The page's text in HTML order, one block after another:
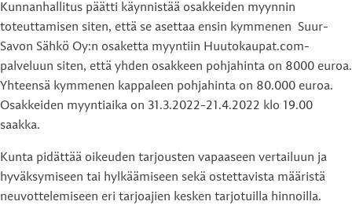
Kunnanhallitus päätti käynnistää osakkeiden myynnin
toteuttamisen siten, että se asettaa ensin kymmenen Suur-
Savon Sähkö Oy:n osaketta myyntiin Huutokaupat.com-
palveluun siten, että yhden osakkeen pohjahinta on 8000 euroa.
Yhteensä kymmenen kappaleen pohjahinta on 80.000 euroa.
Osakkeiden myyntiaika on 31.3.2022-21.4.2022 klo 19.00
saakka.
Kunta pidättää oikeuden tarjousten vapaaseen vertailuun ja
hyväksymiseen tai hylkäämiseen sekä ostettavista määristä
neuvottelemiseen eri tarjoajien kesken tarjotuilla hinnoilla.